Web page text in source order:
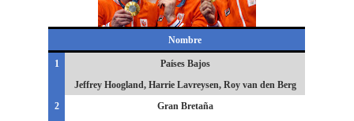
Nombre
1
Países Bajos
Jeffrey Hoogland, Harrie Lavreysen, Roy van den Berg
2
Gran Bretaña